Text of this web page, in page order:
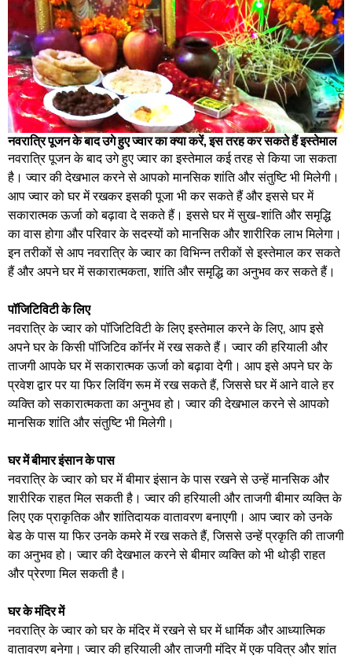
नवरात्रि पूजन के बाद उगे हुए ज्वार का क्या करें, इस तरह कर सकते हैं इस्तेमाल
नवरात्रि पूजन के बाद उगे हुए ज्वार का इस्तेमाल कई तरह से किया जा सकता
है। ज्वार की देखभाल करने से आपको मानसिक शांति और संतुष्टि भी मिलेगी।
आप ज्वार को घर में रखकर इसकी पूजा भी कर सकते हैं और इससे घर में
सकारात्मक ऊर्जा को बढ़ावा दे सकते हैं। इससे घर में सुख-शांति और समृद्धि
का वास होगा और परिवार के सदस्यों को मानसिक और शारीरिक लाभ मिलेगा।
इन तरीकों से आप नवरात्रि के ज्वार का विभिन्न तरीकों से इस्तेमाल कर सकते
हैं और अपने घर में सकारात्मकता, शांति और समृद्धि का अनुभव कर सकते हैं।
पॉजिटिविटी के लिए
नवरात्रि के ज्वार को पॉजिटिविटी के लिए इस्तेमाल करने के लिए, आप इसे
अपने घर के किसी पॉजिटिव कॉर्नर में रख सकते हैं। ज्वार की हरियाली और
ताजगी आपके घर में सकारात्मक ऊर्जा को बढ़ावा देगी। आप इसे अपने घर के
प्रवेश द्वार पर या फिर लिविंग रूम में रख सकते हैं, जिससे घर में आने वाले हर
व्यक्ति को सकारात्मकता का अनुभव हो। ज्वार की देखभाल करने से आपको
मानसिक शांति और संतुष्टि भी मिलेगी।
घर में बीमार इंसान के पास
नवरात्रि के ज्वार को घर में बीमार इंसान के पास रखने से उन्हें मानसिक और
शारीरिक राहत मिल सकती है। ज्वार की हरियाली और ताजगी बीमार व्यक्ति के
लिए एक प्राकृतिक और शांतिदायक वातावरण बनाएगी। आप ज्वार को उनके
बेड के पास या फिर उनके कमरे में रख सकते हैं, जिससे उन्हें प्रकृति की ताजगी
का अनुभव हो। ज्वार की देखभाल करने से बीमार व्यक्ति को भी थोड़ी राहत
और प्रेरणा मिल सकती है।
घर के मंदिर में
नवरात्रि के ज्वार को घर के मंदिर में रखने से घर में धार्मिक और आध्यात्मिक
वातावरण बनेगा। ज्वार की हरियाली और ताजगी मंदिर में एक पवित्र और शांत